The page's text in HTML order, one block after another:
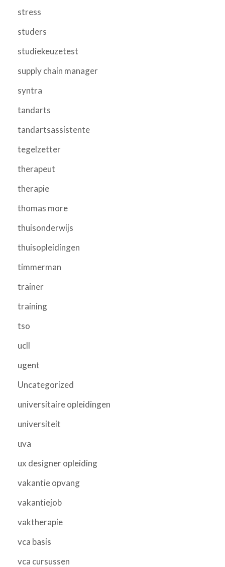
stress
studers
studiekeuzetest
supply chain manager
syntra
tandarts
tandartsassistente
tegelzetter
therapeut
therapie
thomas more
thuisonderwijs
thuisopleidingen
timmerman
trainer
training
tso
ucll
ugent
Uncategorized
universitaire opleidingen
universiteit
uva
ux designer opleiding
vakantie opvang
vakantiejob
vaktherapie
vca basis
vca cursussen